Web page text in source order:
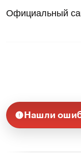
Официальный
Нашли